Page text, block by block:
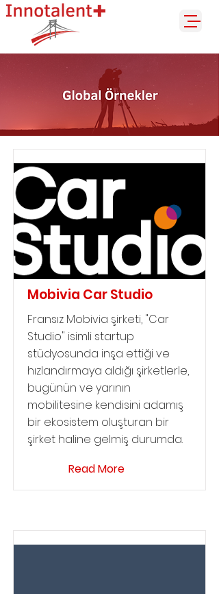
Mobivia Car Studio
Fransız Mobivia şirketi, "Car
Studio" isimli startup
stüdyosunda inşa ettiği ve
hızlandırmaya aldığı şirketlerle,
bugünün ve yarının
mobilitesine kendisini adamış
bir ekosistem oluşturan bir
şirket haline gelmiş durumda.
Read More